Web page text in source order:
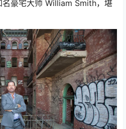
豪宅大师 William Smith，堪